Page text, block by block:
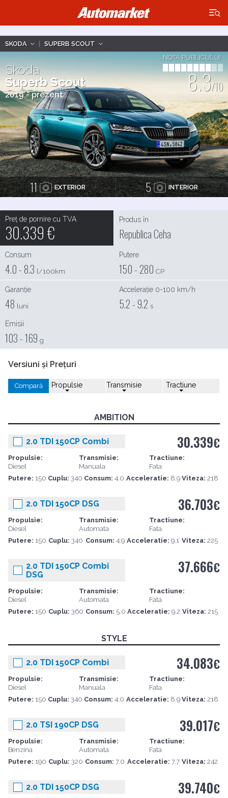
×
SKODA | SUPERB SCOUT
Skoda
Superb Scout
2019 - prezent
NOTA PUBLICULUI
8.3/10
11 EXTERIOR 5 INTERIOR
Preț de pornire cu TVA
30.339€
Produs în
Republica Ceha
Consum
4.0 - 8.3 l/100km
Putere
150 - 280 CP
Garanție
48 luni
Accelerație 0-100 km/h
5.2 - 9.2 s
Emisii
103 - 169 g
Versiuni și Prețuri
Compară Propulsie Transmisie Tractiune
AMBITION
2.0 TDI 150CP Combi
Propulsie:
Diesel
Transmisie:
Manuala
Tractiune:
Fata
Putere: 150 Cuplu:340 Consum:4.0 Acceleratie: 8.9 Viteza: 218
30.339€
2.0 TDI 150CP DSG
Propulsie:
Diesel
Transmisie:
Automata
Tractiune:
Fata
Putere: 150 Cuplu:340 Consum: 4.9 Acceleratie:9.1 Viteza: 225
36.703€
2.0 TDI 150CP Combi
DSG
Propulsie:
Diesel
Transmisie:
Automata
Tractiune:
Fata
Putere: 150 Cuplu: 360 Consum: 5.0 Acceleratie:9.2 Viteza:215
37.666€
STYLE
2.0 TDI 150CP Combi
Propulsie:
Diesel
Transmisie:
Manuala
Tractiune:
Fata
Putere: 150 Cuplu:340 Consum:4.0 Acceleratie: 8.9 Viteza: 218
34.083€
2.0 TSI 190CP DSG
Propulsie:
Benzina
Transmisie:
Automata
Tractiune:
Fata
Putere: 190 Cuplu:320 Consum:7.0 Acceleratie: 7.7 Viteza: 242
39.017€
2.0 TDI 150CP DSG 39.740€